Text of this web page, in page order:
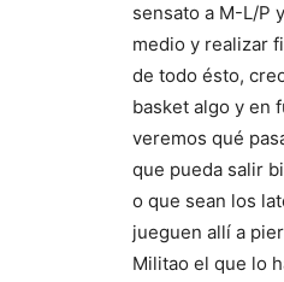
sensato a M-L/P
medio y realizar
de todo ésto,
basket algo y en
veremos qué
que pueda salir
o que sean los
jueguen allí a
Militao el que lo